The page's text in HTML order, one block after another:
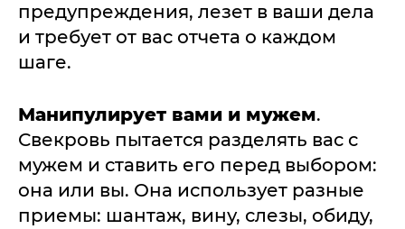
предупреждения, лезет в ваши дела
и требует от вас отчета о каждом
шаге.
Манипулирует вами и мужем.
Свекровь пытается разделять вас с
мужем и ставить его перед выбором:
она или вы. Она использует разные
приемы: шантаж, вину, слезы, обиду,